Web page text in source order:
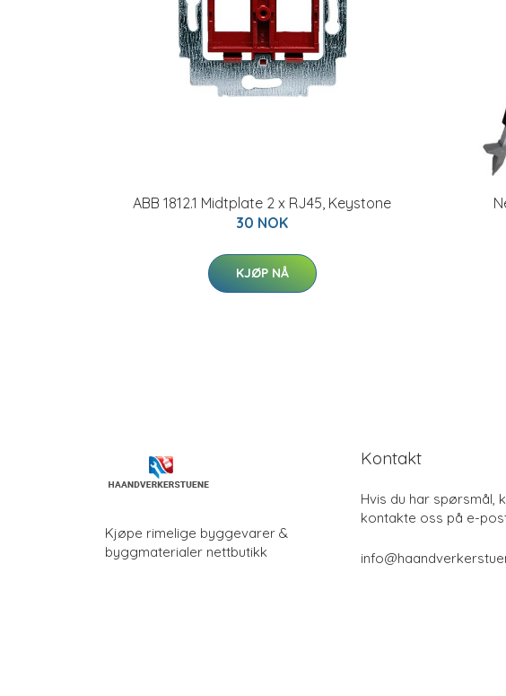
ABB 1812.1 Midtplate 2 x RJ45, Keystone
30 NOK
KJØP NÅ
Kjøpe rimelige byggevarer &
byggmaterialer nettbutikk
Kontakt
Hvis du har spørsmål,
kontakte oss på e-